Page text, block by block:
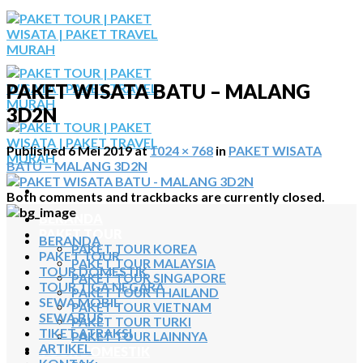
Skip
to
content
BERANDA
PAKET TOUR
PAKET TOUR KOREA
PAKET TOUR MALAYSIA
PAKET TOUR SINGAPORE
PAKET TOUR THAILAND
PAKET TOUR VIETNAM
PAKET TOUR TURKI
PAKET TOUR LAINNYA
TOUR DOMESTIK
PAKET WISATA BATU – MALANG
3D2N
Published6 Mei 2019at1024 × 768 in PAKET WISATA
BATU – MALANG 3D2N
Both comments and trackbacks are currently closed.
BERANDA
PAKET TOUR
TOUR DOMESTIK
TOUR TIGA NEGARA
SEWA MOBIL
SEWA BUS
TIKET ATRAKSI
ARTIKEL